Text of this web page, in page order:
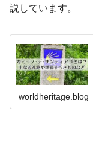
説しています。
worldheritage.blog